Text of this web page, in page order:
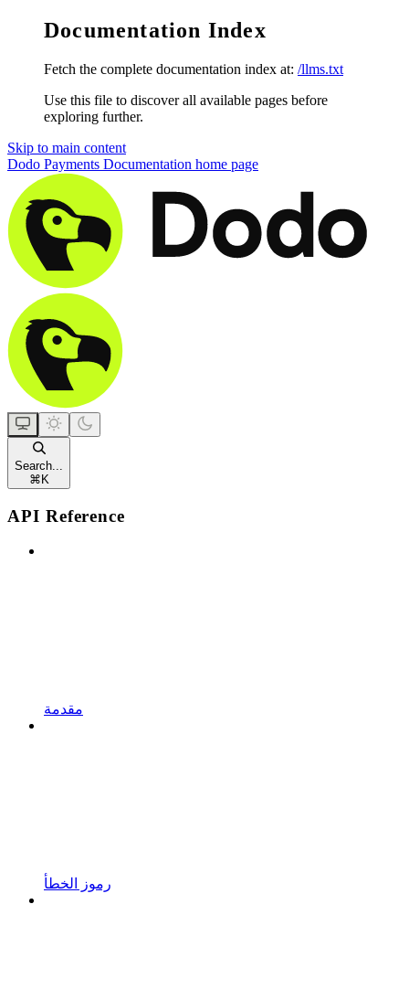
Documentation Index
Fetch the complete documentation index at: /llms.txt
Use this file to discover all available pages before
exploring further.
Skip to main content
Dodo Payments Documentation home page
Search...
⌘ K
API Reference
مقدمة
رموز الخطأ